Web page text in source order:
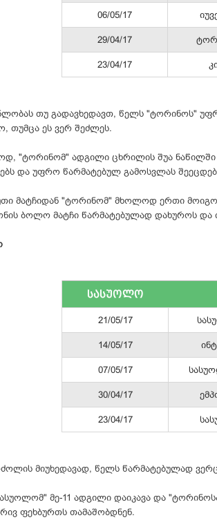
06/05/17
29/04/17
23/04/17
თუ გადავხედავთ, წელს "ტორინოს"
თუმცა ეს ვერ შეძლეს.
"ტორინომ" ადგილი ცხრილის შუა ნაწილში
და უფრო წარმატებულ გამოსვლას
მატჩიდან "ტორინომ" მხოლოდ ერთი
ბოლო მატჩი წარმატებულად დახუროს და
სასუოლო
21/05/17
14/05/17
07/05/17
30/04/17
23/04/17
მიუხედავად, წელს წარმატებულად
" მე-11 ადგილი დაიკავა და "
ფეხბურთს თამაშობდნენ.